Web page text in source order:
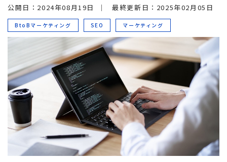
公開日：2024年08月19日 ｜ 最終更新日：2025年02月05日
BtoBマーケティング SEO マーケティング